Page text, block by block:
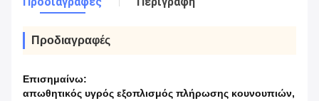
Προδιαγραφές
Επισημαίνω:
απωθητικός υγρός εξοπλισμός πλήρωσης κουνουπιών,